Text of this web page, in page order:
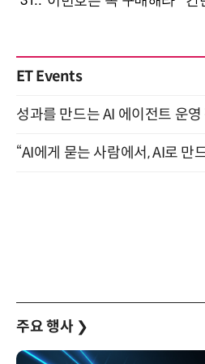
ET Events
주요 행사 ❯